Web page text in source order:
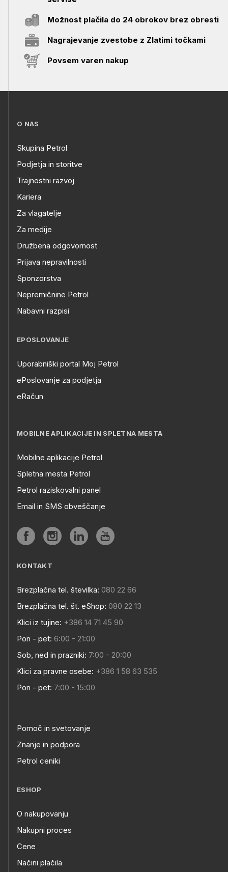
Možnost plačila do 24 obrokov brez obresti
Nagrajevanje zvestobe z Zlatimi točkami
Povsem varen nakup
O NAS
Skupina Petrol
Podjetja in storitve
Trajnostni razvoj
Kariera
Za vlagatelje
Za medije
Družbena odgovornost
Prijava nepravilnosti
Sponzorstva
Nepremičnine Petrol
Nabavni razpisi
EPOSLOVANJE
Uporabniški portal Moj Petrol
ePoslovanje za podjetja
eRačun
MOBILNE APLIKACIJE IN SPLETNA MESTA
Mobilne aplikacije Petrol
Spletna mesta Petrol
Petrol raziskovalni panel
Email in SMS obveščanje
KONTAKT
Brezplačna tel. številka: 080 22 66
Brezplačna tel. št. eShop: 080 22 13
Klici iz tujine: +386 14 71 45 90
Pon - pet: 6:00 - 21:00
Sob, ned in prazniki: 7:00 - 20:00
Klici za pravne osebe: +386 1 58 63 535
Pon - pet: 7:00 - 15:00
Pomoč in svetovanje
Znanje in podpora
Petrol ceniki
ESHOP
O nakupovanju
Nakupni proces
Cene
Načini plačila